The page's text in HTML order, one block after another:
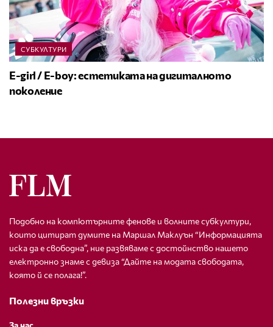
СУБКУЛТУРИ
E-girl / E-boy: естетиката на дигиталното
поколение
Подобно на компютърните фенове и волните субкултури,
които цитират думите на Маршал Маклуън “Информацията
иска да е свободна”, ние развяваме с достойнство нашето
електронно знаме с девиза “Дайте на модата свободата,
която й се полага!”.
Полезни връзки
За нас